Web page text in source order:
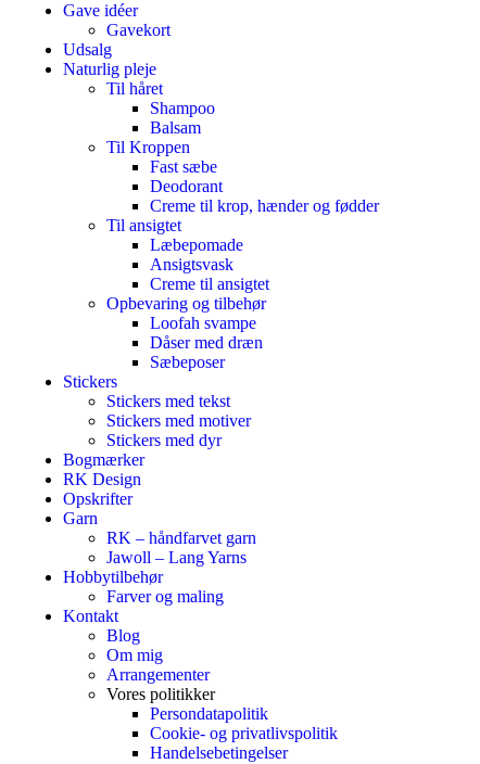
Gave idéer
Gavekort
Udsalg
Naturlig pleje
Til håret
Shampoo
Balsam
Til Kroppen
Fast sæbe
Deodorant
Creme til krop, hænder og fødder
Til ansigtet
Læbepomade
Ansigtsvask
Creme til ansigtet
Opbevaring og tilbehør
Loofah svampe
Dåser med dræn
Sæbeposer
Stickers
Stickers med tekst
Stickers med motiver
Stickers med dyr
Bogmærker
RK Design
Opskrifter
Garn
RK – håndfarvet garn
Jawoll – Lang Yarns
Hobbytilbehør
Farver og maling
Kontakt
Blog
Om mig
Arrangementer
Vores politikker
Persondatapolitik
Cookie- og privatlivspolitik
Handelsebetingelser